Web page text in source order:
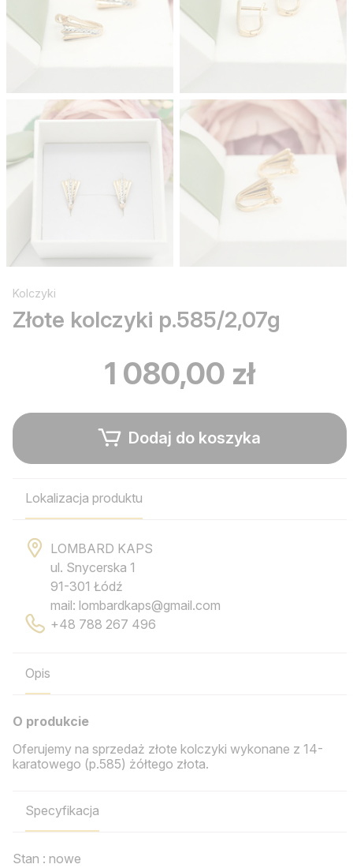
Kolczyki
Złote kolczyki p.585/2,07g
1 080,00 zł
Dodaj do koszyka
Lokalizacja produktu
LOMBARD KAPS
ul. Snycerska 1
91-301 Łódź
mail: lombardkaps@gmail.com
+48 788 267 496
Opis
O produkcie
Oferujemy na sprzedaż złote kolczyki wykonane z 14-
karatowego (p.585) żółtego złota.
Specyfikacja
Stan : nowe